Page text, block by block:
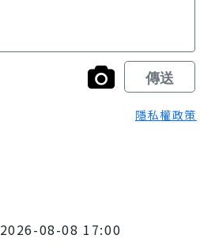
隱私權政策
2026-08-08 17:00